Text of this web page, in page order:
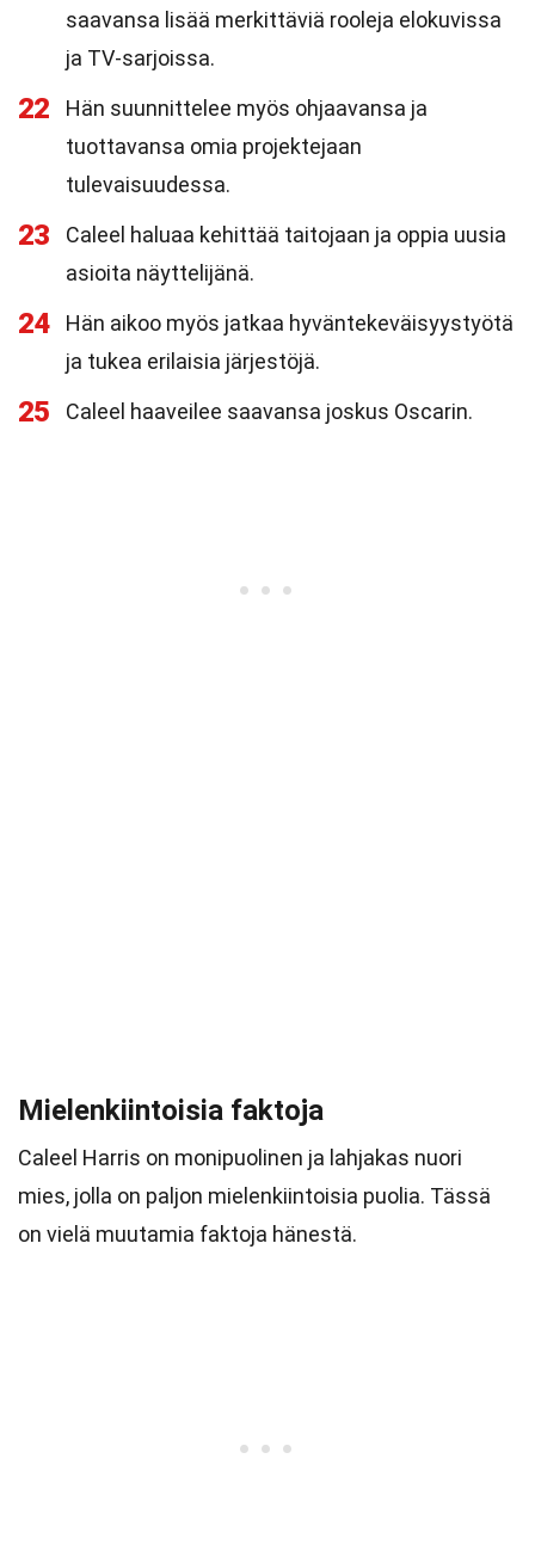
saavansa lisää merkittäviä rooleja elokuvissa
ja TV-sarjoissa.
22
Hän suunnittelee myös ohjaavansa ja
tuottavansa omia projektejaan
tulevaisuudessa.
23
Caleel haluaa kehittää taitojaan ja oppia uusia
asioita näyttelijänä.
24
Hän aikoo myös jatkaa hyväntekeväisyystyötä
ja tukea erilaisia järjestöjä.
25 Caleel haaveilee saavansa joskus Oscarin.
Mielenkiintoisia faktoja
Caleel Harris on monipuolinen ja lahjakas nuori
mies, jolla on paljon mielenkiintoisia puolia. Tässä
on vielä muutamia faktoja hänestä.